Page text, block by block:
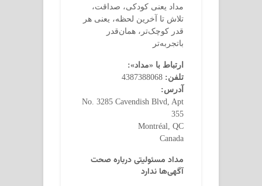
مداد یعنی کودکی، صداقت،
تلاش تا آخرین لحظه، یعنی هر
قدر کوچک‌تر، همان‌قدر
باتجربه‌تر
ارتباط با «مداد»:
تلفن:
آدرس:
No. 3285 Cavendish Blvd, Apt
355
Montréal, QC
Canada
مداد مسئولیتی درباره صحت
آگهی‌ها ندارد